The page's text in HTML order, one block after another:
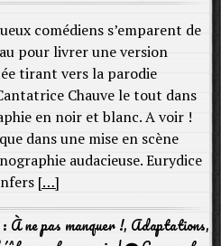
comédiens s’emparent de
pour livrer une version
tirant vers la parodie
Chauve le tout dans
en noir et blanc. A voir !
dans une mise en scène
audacieuse. Eurydice
[…]
À ne pas manquer !, Adaptations,